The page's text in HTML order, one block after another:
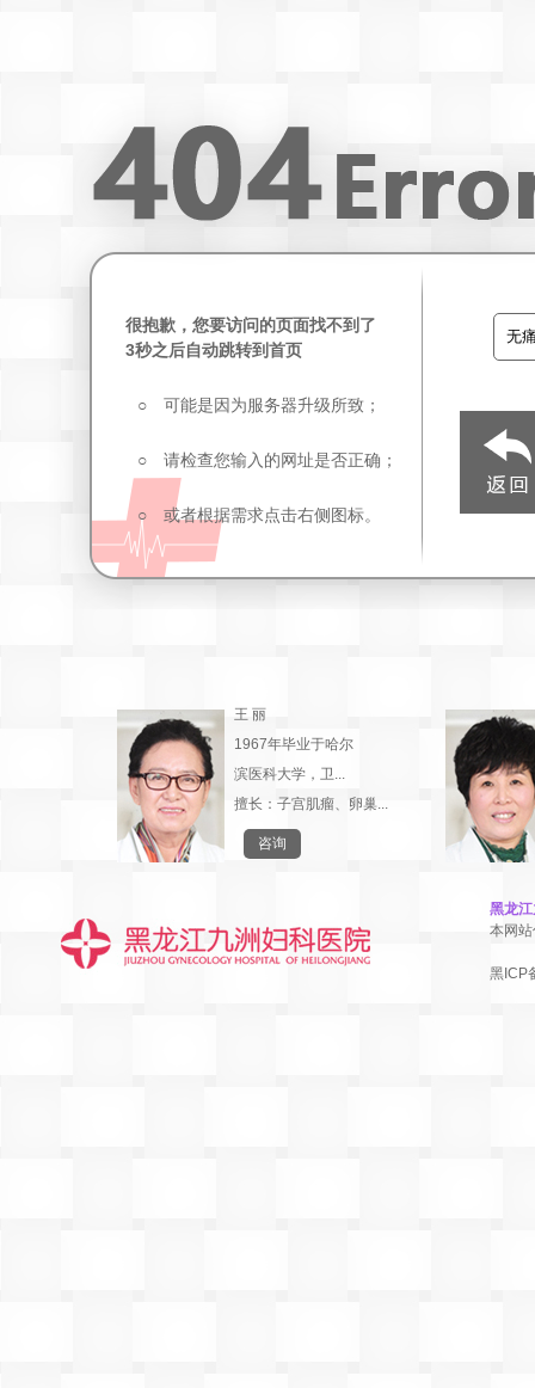
很抱歉，您要访问的页面找不到了
3秒之后自动跳转到首页
○ 可能是因为服务器升级所致；
○ 请检查您输入的网址是否正确；
○ 或者根据需求点击右侧图标。
王 丽
1967年毕业于哈尔
滨医科大学，卫...
擅长：子宫肌瘤、卵巢...
咨询
黑龙
本网
黑ICP